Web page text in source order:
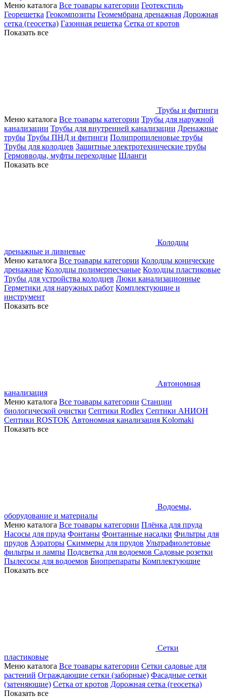
Меню каталога Все тоавары категории Геотекстиль
Георешетка Геокомпозиты Геомембрана дренажная Дорожная
сетка (геосетка) Газонная решетка Сетка от кротов
Показать все
Трубы и фитинги
Меню каталога Все тоавары категории Трубы для наружной
канализации Трубы для внутренней канализации Дренажные
трубы Трубы ПНД и фитинги Полипропиленовые трубы
Трубы для колодцев Защитные электротехнические трубы
Гермовводы, муфты переходные Шланги
Показать все
Колодцы
дренажные и ливневые
Меню каталога Все тоавары категории Колодцы конические
дренажные Колодцы полимерпесчаные Колодцы пластиковые
Трубы для устройства колодцев Люки канализационные
Герметики для наружных работ Комплектующие и
инструмент
Показать все
Автономная
канализация
Меню каталога Все тоавары категории Станции
биологической очистки Септики Rodlex Септики АНИОН
Септики ROSTOK Автономная канализация Kolomaki
Показать все
Водоемы,
оборудование и материалы
Меню каталога Все тоавары категории Плёнка для пруда
Насосы для пруда Фонтаны Фонтанные насадки Фильтры для
прудов Аэраторы Скиммеры для прудов Ультрафиолетовые
фильтры и лампы Подсветка для водоемов Садовые розетки
Пылесосы для водоемов Биопрепараты Комплектующие
Показать все
Сетки
пластиковые
Меню каталога Все тоавары категории Сетки садовые для
растений Ограждающие сетки (заборные) Фасадные сетки
(затеняющие) Сетка от кротов Дорожная сетка (геосетка)
Показать все